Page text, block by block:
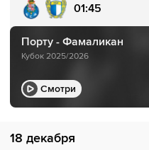
01:45
Порту - Фамаликан
Кубок 2025/2026
Смотри
18 декабря